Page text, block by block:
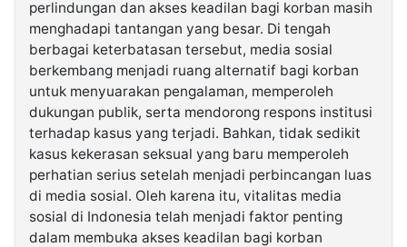
perlindungan dan akses keadilan bagi korban masih
menghadapi tantangan yang besar. Di tengah
berbagai keterbatasan tersebut, media sosial
berkembang menjadi ruang alternatif bagi korban
untuk menyuarakan pengalaman, memperoleh
dukungan publik, serta mendorong respons institusi
terhadap kasus yang terjadi. Bahkan, tidak sedikit
kasus kekerasan seksual yang baru memperoleh
perhatian serius setelah menjadi perbincangan luas
di media sosial. Oleh karena itu, vitalitas media
sosial di Indonesia telah menjadi faktor penting
dalam membuka akses keadilan bagi korban